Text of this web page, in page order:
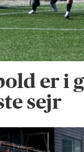
er i
sejr